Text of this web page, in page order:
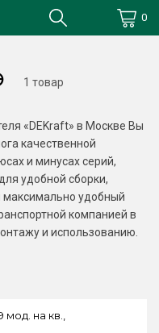
0
1 товар
«DEKraft» в Москве Вы
качественной
и минусах серий,
удобной сборки,
удобный
компанией в
и использованию.
на кв.,